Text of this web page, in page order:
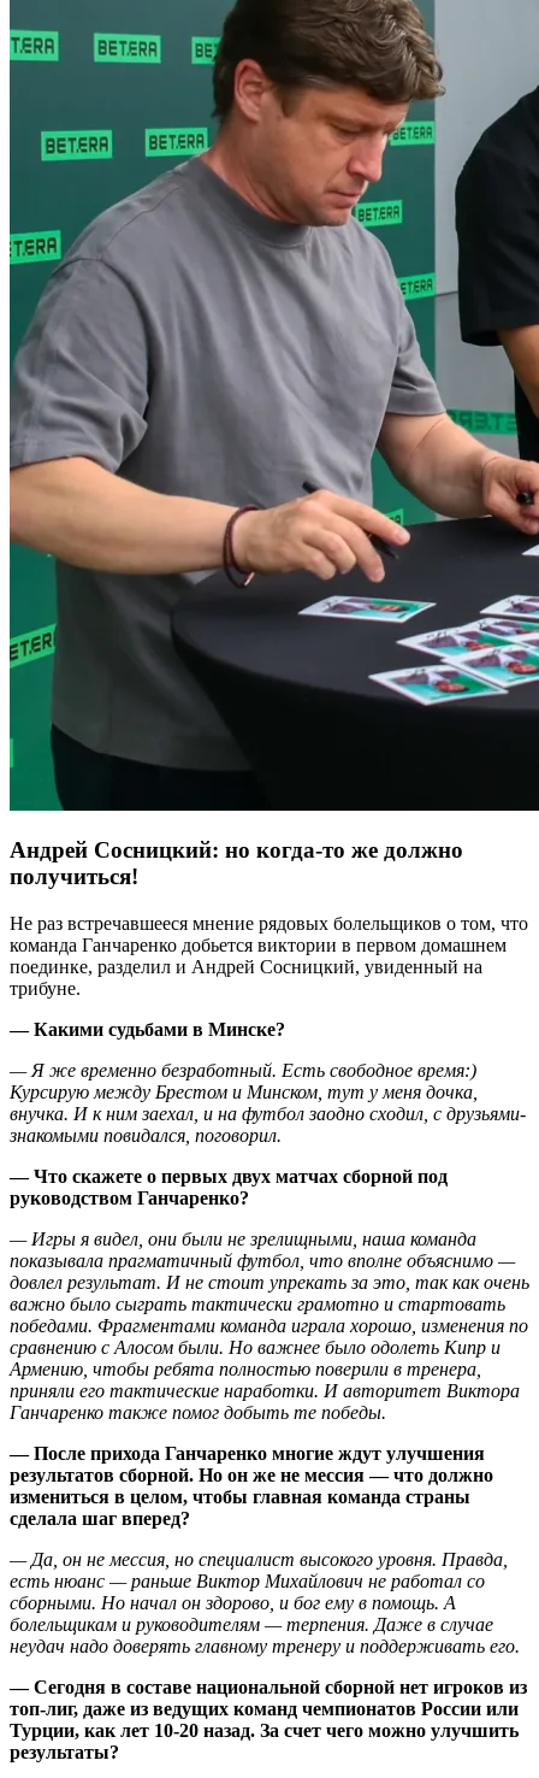
Андрей Сосницкий: но когда-то же должно
получиться!
Не раз встречавшееся мнение рядовых болельщиков о том, что
команда Ганчаренко добьется виктории в первом домашнем
поединке, разделил и Андрей Сосницкий, увиденный на
трибуне.
— Какими судьбами в Минске?
— Я же временно безработный. Есть свободное время:)
Курсирую между Брестом и Минском, тут у меня дочка,
внучка. И к ним заехал, и на футбол заодно сходил, с друзьями-
знакомыми повидался, поговорил.
— Что скажете о первых двух матчах сборной под
руководством Ганчаренко?
— Игры я видел, они были не зрелищными, наша команда
показывала прагматичный футбол, что вполне объяснимо —
довлел результат. И не стоит упрекать за это, так как очень
важно было сыграть тактически грамотно и стартовать
победами. Фрагментами команда играла хорошо, изменения по
сравнению с Алосом были. Но важнее было одолеть Кипр и
Армению, чтобы ребята полностью поверили в тренера,
приняли его тактические наработки. И авторитет Виктора
Ганчаренко также помог добыть те победы.
— После прихода Ганчаренко многие ждут улучшения
результатов сборной. Но он же не мессия — что должно
измениться в целом, чтобы главная команда страны
сделала шаг вперед?
— Да, он не мессия, но специалист высокого уровня. Правда,
есть нюанс — раньше Виктор Михайлович не работал со
сборными. Но начал он здорово, и бог ему в помощь. А
болельщикам и руководителям — терпения. Даже в случае
неудач надо доверять главному тренеру и поддерживать его.
— Сегодня в составе национальной сборной нет игроков из
топ-лиг, даже из ведущих команд чемпионатов России или
Турции, как лет 10-20 назад. За счет чего можно улучшить
результаты?